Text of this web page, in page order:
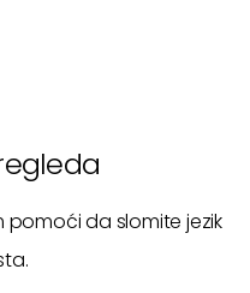
pomoći da slomite jezik